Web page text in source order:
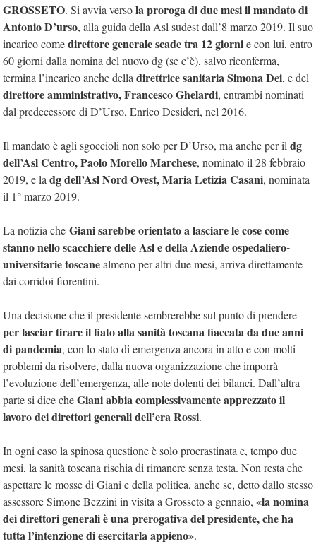
GROSSETO. Si avvia versola proroga di due mesi il mandato di
Antonio D’urso, alla guida della Asl sudest dall’8 marzo 2019. Il suo
incarico comedirettore generale scade tra 12 giornie con lui, entro
60 giorni dalla nomina del nuovo dg (se c’è), salvo riconferma,
termina l’incarico anche della direttrice sanitaria Simona Dei, e del
direttore amministrativo, Francesco Ghelardi, entrambi nominati
dal predecessore di D’Urso, Enrico Desideri, nel 2016.
Il mandato è agli sgoccioli non solo per D’Urso, ma anche per il dg
dell’Asl Centro,Paolo Morello Marchese, nominato il 28 febbraio
2019, e la dg dell’Asl Nord Ovest,Maria Letizia Casani, nominata
il 1° marzo 2019.
La notizia che Giani sarebbe orientato a lasciare le cose come
stanno nello scacchiere delle Asl e della Aziende ospedaliero-
universitarie toscanealmeno per altri due mesi, arriva direttamente
dai corridoi fiorentini.
Una decisione che il presidente sembrerebbe sul punto di prendere
per lasciar tirare il fiato alla sanità toscana fiaccata da due anni
di pandemia, con lo stato di emergenza ancora in atto e con molti
problemi da risolvere, dalla nuova organizzazione che imporrà
l’evoluzione dell’emergenza, alle note dolenti dei bilanci. Dall’altra
parte si dice cheGiani abbia complessivamente apprezzato il
lavoro dei direttori generali dell’era Rossi.
In ogni caso la spinosa questione è solo procrastinata e, tempo due
mesi, la sanità toscana rischia di rimanere senza testa. Non resta che
aspettare le mosse di Giani e della politica, anche se, detto dallo stesso
assessore Simone Bezzini in visita a Grosseto a gennaio, «la nomina
dei direttori generali è una prerogativa del presidente, che ha
tutta l’intenzione di esercitarla appieno».